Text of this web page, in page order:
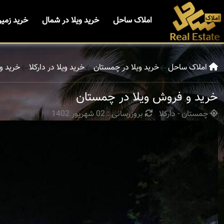
املاک ساحل خرید ویلا در شمال خرید
املاک ساحل خرید ویلا در چمستان خرید ویلا در دارکلا خرید
خرید و فروش ویلا در چمستان
چمستان - دارکلا بروزرسانی : 02 شهریور 1402